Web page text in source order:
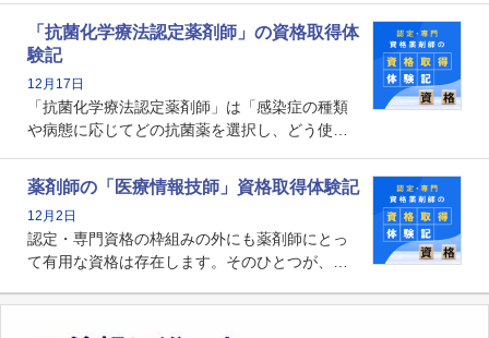
関する資格として、2009年に発足しました。薬
剤師の専門性を活かして高度化するがん医療に
貢献する姿は、今も病院薬剤師にとって一目置
かれる存在です。
「抗菌化学療法認定薬剤師」の資格取得体
験記
12月17日
「抗菌化学療法認定薬剤師」は「感染症の種類
や病態に応じてどの抗菌薬を選択し、どう使っ
る薬剤師です。現在、感染防止対策加算の施設
基準に専任の薬剤師配置が挙げられており、今
後は感染症領域で薬剤師に、より多くの役割が
求められる可能性もあります。
薬剤師の「医療情報技師」資格取得体験記
12月2日
認定・専門資格の枠組みの外にも薬剤師にとっ
て有用な資格は存在します。そのひとつが、
査データ、投薬歴など非常に多岐にわたる医療